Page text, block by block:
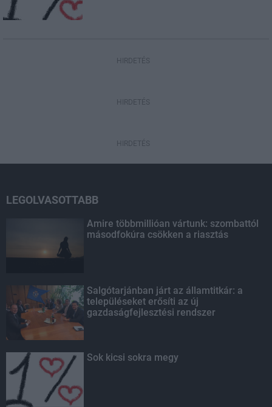
HIRDETÉS
HIRDETÉS
HIRDETÉS
LEGOLVASOTTABB
Amire többmillióan vártunk: szombattól
másodfokúra csökken a riasztás
Salgótarjánban járt az államtitkár: a
településeket erősíti az új
gazdaságfejlesztési rendszer
Sok kicsi sokra megy